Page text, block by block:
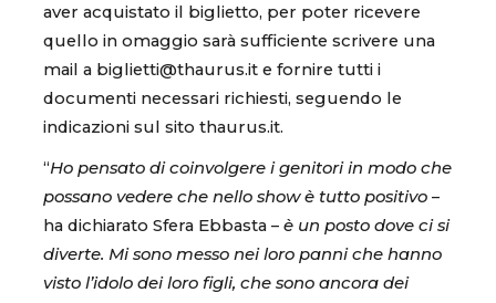
aver acquistato il biglietto, per poter ricevere
quello in omaggio sarà sufficiente scrivere una
mail a biglietti@thaurus.it e fornire tutti i
documenti necessari richiesti, seguendo le
indicazioni sul sito thaurus.it.
“Ho pensato di coinvolgere i genitori in modo che
possano vedere che nello show è tutto positivo –
ha dichiarato Sfera Ebbasta – è un posto dove ci si
diverte. Mi sono messo nei loro panni che hanno
visto l’idolo dei loro figli, che sono ancora dei